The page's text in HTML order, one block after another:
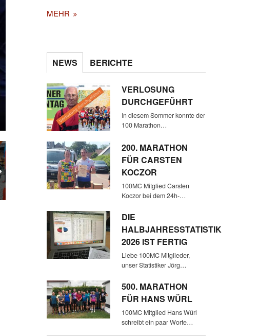
LÄUFER (DARUNTER AUCH DIE
100MC MITGLIEDER JÜRGEN
BULTMANN, HANS-WERNER
REHERS UND WOJCIECH
PIOTR MEHL)
MEHR
NEWS BERICHTE
VERLOSUNG
DURCHGEFÜHRT
In diesem Sommer konnte der
100 Marathon…
200. MARATHON
FÜR CARSTEN
KOCZOR
100MC Mitglied Carsten
Koczor bei dem 24h-…
DIE
HALBJAHRESSTATISTIK
2026 IST FERTIG
Liebe 100MC Mitglieder,
unser Statistiker Jörg…
500. MARATHON
FÜR HANS WÜRL
100MC Mitglied Hans Würl
schreibt ein paar Worte…